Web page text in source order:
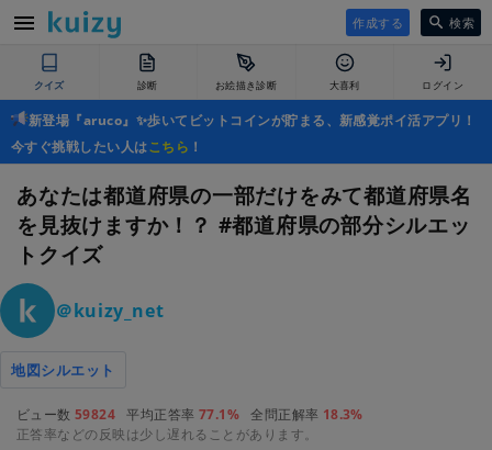
作成する 検索
クイズ 診断 お絵描き診断 大喜利 ログイン
新登場『aruco』✨歩いてビットコインが貯まる、新感覚ポイ活アプリ！
今すぐ挑戦したい人はこちら ！
あなたは都道府県の一部だけをみて都道府県名
を見抜けますか！？ #都道府県の部分シルエッ
トクイズ
＠kuizy_net
地図シルエット
ビュー数 59824 平均正答率 77.1% 全問正解率 18.3%
正答率などの反映は少し遅れることがあります。